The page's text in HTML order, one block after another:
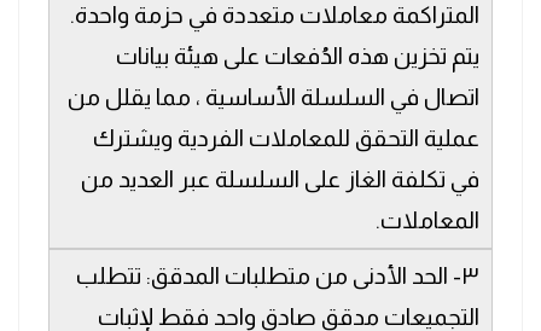
المتراكمة معاملات متعددة في حزمة واحدة.
يتم تخزين هذه الدُفعات على هيئة بيانات
اتصال في السلسلة الأساسية ، مما يقلل من
عملية التحقق للمعاملات الفردية ويشترك
في تكلفة الغاز على السلسلة عبر العديد من
المعاملات.
٣- الحد الأدنى من متطلبات المدقق: تتطلب
التجميعات مدقق صادق واحد فقط لإثبات